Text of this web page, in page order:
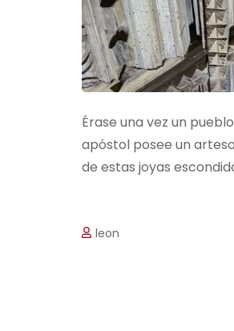
Érase una vez un
apóstol posee un
de estas joyas
leon